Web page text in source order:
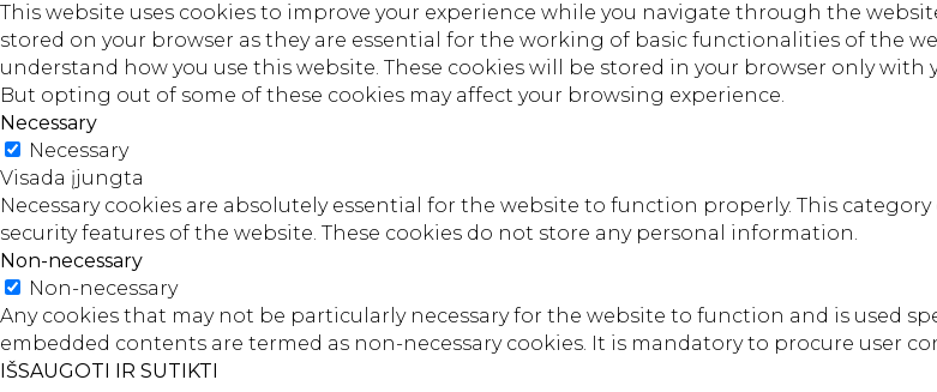
This website uses cookies to improve your experience while you navigate through the
stored on your browser as they are essential for the working of basic functionalities of the
understand how you use this website. These cookies will be stored in your browser only
But opting out of some of these cookies may affect your browsing experience.
Necessary
Necessary
Visada įjungta
Necessary cookies are absolutely essential for the website to function properly. This
security features of the website. These cookies do not store any personal information.
Non-necessary
Non-necessary
Any cookies that may not be particularly necessary for the website to function and is used
embedded contents are termed as non-necessary cookies. It is mandatory to procure user
IŠSAUGOTI IR SUTIKTI